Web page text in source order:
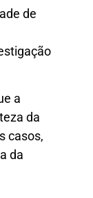
de
a
da
casos,
da